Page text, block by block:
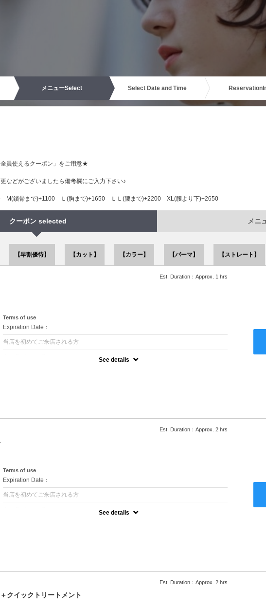
メニューSelect Select Date and Time Reservation
員使えるクーポン」をご用意★
などがございましたら備考欄にご入力下さい♪
М(鎖骨まで)+1100 Ｌ(胸まで)+1650 ＬＬ(腰まで)+2200 XL(腰より下)+2650
クーポン selected メニ
【早割優待】 【カット】 【カラー】 【パーマ】 【ストレート】
Est. Duration：Approx. 1 hrs
Terms of use
Expiration Date：
当店を初めてご来店される方
See details
Est. Duration：Approx. 2 hrs
Terms of use
Expiration Date：
当店を初めてご来店される方
See details
Est. Duration：Approx. 2 hrs
クイックトリートメント